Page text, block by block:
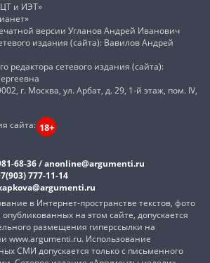
и ИЭТ»
версии Угланов Андрей Иванович
издания (сайта): Вавилов Андрей
редактора сетевого издания (сайта):
г. Москва, ул. Арбат, д. 29, 1-й этаж, пом. IV,
сайта: 18+
68-36/anonline@argumenti.ru
777-11-14
в Интернет-пространстве текстов, фото
на этом сайте, допускается
размещения гиперссылки на
www.argumenti.ru. Использование
СМИ допускается только с письменного